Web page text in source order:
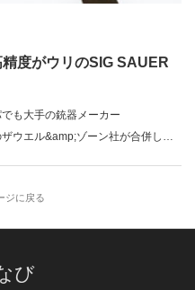
度がウリのSIG SAUER
も大手の銃器メーカー
ウエル&amp;ゾーン社が合併した
ジに戻る